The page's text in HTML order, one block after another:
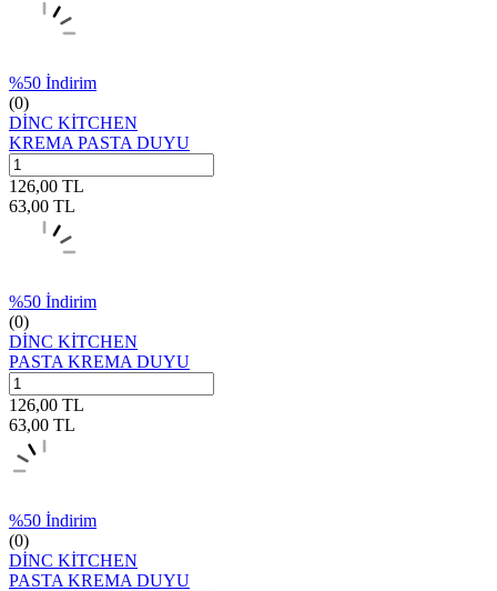
%50 İndirim
(0)
DİNC KİTCHEN
KREMA PASTA DUYU
126,00 TL
63,00 TL
%50 İndirim
(0)
DİNC KİTCHEN
PASTA KREMA DUYU
126,00 TL
63,00 TL
%50 İndirim
(0)
DİNC KİTCHEN
PASTA KREMA DUYU